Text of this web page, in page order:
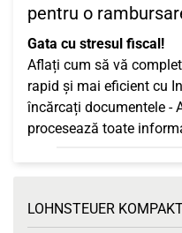
pentru o
Gata cu stresul fiscal!
Aflați cum să vă
rapid și mai eficient cu
încărcați documentele -
procesează toate
LOHNSTEUER